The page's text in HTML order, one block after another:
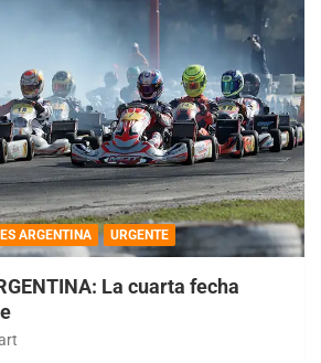
ARGENTINA URGENTE
La cuarta fecha